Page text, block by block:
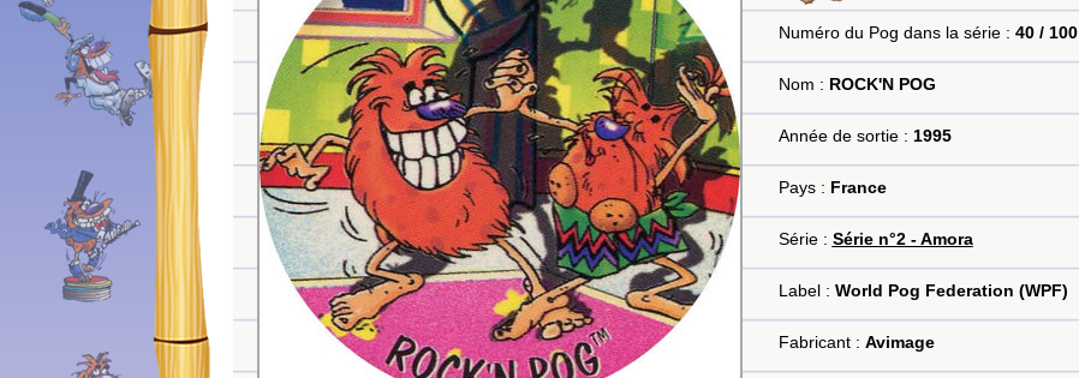
Numéro du Pog dans la série : 40 / 100
Nom : ROCK'N POG
Année de sortie : 1995
Pays : France
Série : Série n°2 - Amora
Label : World Pog Federation (WPF)
Fabricant : Avimage